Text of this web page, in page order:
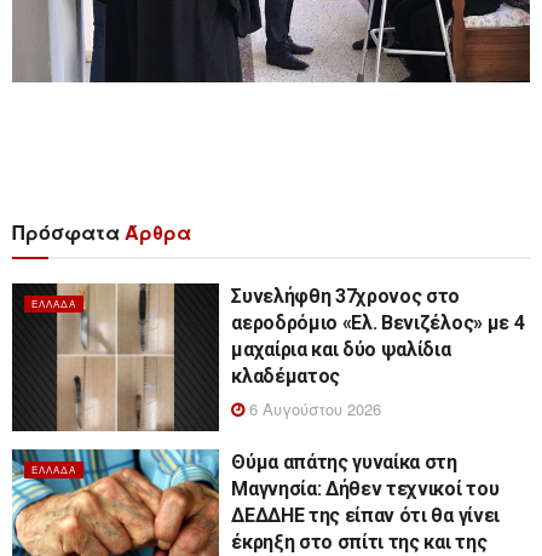
ΠρόσφαταΆρθρα
ΕΛΛΆΔΑ
Συνελήφθη 37χρονος στο
αεροδρόμιο «Ελ. Βενιζέλος» με 4
μαχαίρια και δύο ψαλίδια
κλαδέματος
6 Αυγούστου 2026
ΕΛΛΆΔΑ
Θύμα απάτης γυναίκα στη
Μαγνησία: Δήθεν τεχνικοί του
ΔΕΔΔΗΕ της είπαν ότι θα γίνει
έκρηξη στο σπίτι της και της